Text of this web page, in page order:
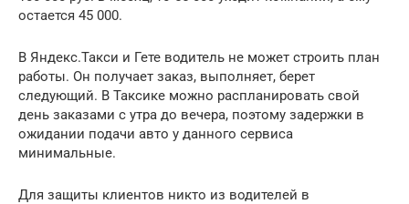
остается 45 000.
В Яндекс.Такси и Гете водитель не может строить план
работы. Он получает заказ, выполняет, берет
следующий. В Таксике можно распланировать свой
день заказами с утра до вечера, поэтому задержки в
ожидании подачи авто у данного сервиса
минимальные.
Для защиты клиентов никто из водителей в